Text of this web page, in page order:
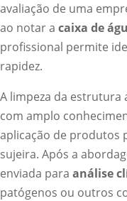
avaliação de uma
ao notar a caixa de
profissional permite
rapidez.
A limpeza da
com amplo
aplicação de produtos
sujeira. Após a
enviada para análise
patógenos ou outros